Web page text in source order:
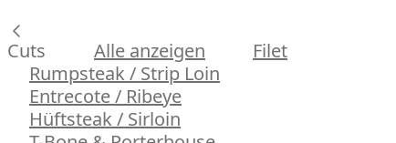
Cuts Alle anzeigen
Filet
Rumpsteak / Strip Loin
Entrecote / Ribeye
Hüftsteak / Sirloin